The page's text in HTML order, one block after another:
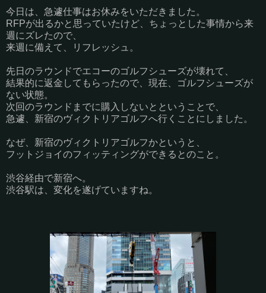
今日は、急遽仕事はお休みをいただきました。
RFPが出るかと思っていたけど、ちょっとした事情から来
週にズレたので、
来週に備えて、リフレッシュ。
先日のラウンドでエコーのゴルフシューズが壊れて、
結果的に返金してもらったので、現在、ゴルフシューズが
ない状態。
次回のラウンドまでに購入しないとということで、
急遽、新宿のヴィクトリアゴルフへ行くことにしました。
なぜ、新宿のヴィクトリアゴルフかというと、
フットジョイのフィッティングができるとのこと。
渋谷経由で新宿へ。
渋谷駅は、変化を遂げていますね。